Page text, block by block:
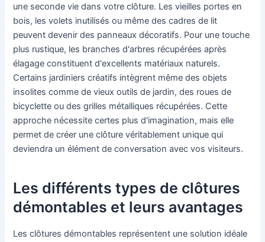
une seconde vie dans votre clôture. Les vieilles portes en
bois, les volets inutilisés ou même des cadres de lit
peuvent devenir des panneaux décoratifs. Pour une touche
plus rustique, les branches d'arbres récupérées après
élagage constituent d'excellents matériaux naturels.
Certains jardiniers créatifs intègrent même des objets
insolites comme de vieux outils de jardin, des roues de
bicyclette ou des grilles métalliques récupérées. Cette
approche nécessite certes plus d'imagination, mais elle
permet de créer une clôture véritablement unique qui
deviendra un élément de conversation avec vos visiteurs.
Les différents types de clôtures
démontables et leurs avantages
Les clôtures démontables représentent une solution idéale